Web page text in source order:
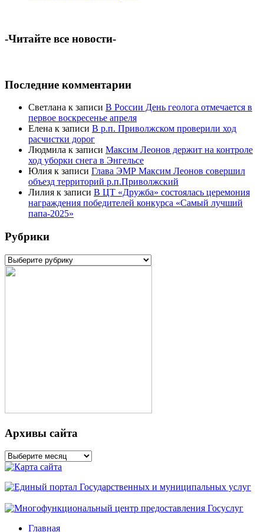
-Читайте все новости-
Последние комментарии
Светлана к записи В России День геолога отмечается в
первое воскресенье апреля
Елена к записи В р.п. Приволжском проверили ход
расчистки дорог
Людмила к записи Максим Леонов держит на контроле
ход уборки снега в Энгельсе
Юлия к записи Глава ЭМР Максим Леонов совершил
объезд территорий р.п.Приволжский
Лилия к записи В ЦТ «Дружба» состоялась церемония
награждения победителей конкурса «Самый лучший
папа-2025»
Рубрики
Рубрики
Архивы сайта
Архивы
сайта
Главная